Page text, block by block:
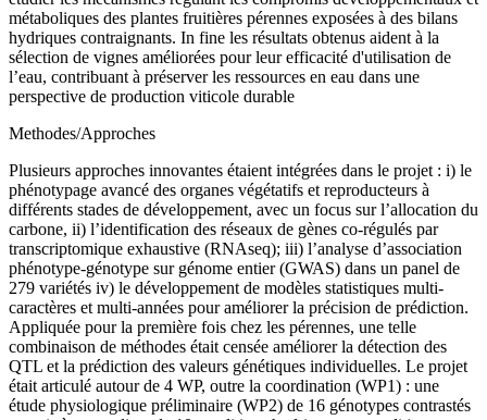
métaboliques des plantes fruitières pérennes exposées à des bilans
hydriques contraignants. In fine les résultats obtenus aident à la
sélection de vignes améliorées pour leur efficacité d'utilisation de
l’eau, contribuant à préserver les ressources en eau dans une
perspective de production viticole durable
Methodes/Approches
Plusieurs approches innovantes étaient intégrées dans le projet : i) le
phénotypage avancé des organes végétatifs et reproducteurs à
différents stades de développement, avec un focus sur l’allocation du
carbone, ii) l’identification des réseaux de gènes co-régulés par
transcriptomique exhaustive (RNAseq); iii) l’analyse d’association
phénotype-génotype sur génome entier (GWAS) dans un panel de
279 variétés iv) le développement de modèles statistiques multi-
caractères et multi-années pour améliorer la précision de prédiction.
Appliquée pour la première fois chez les pérennes, une telle
combinaison de méthodes était censée améliorer la détection des
QTL et la prédiction des valeurs génétiques individuelles. Le projet
était articulé autour de 4 WP, outre la coordination (WP1) : une
étude physiologique préliminaire (WP2) de 16 génotypes contrastés